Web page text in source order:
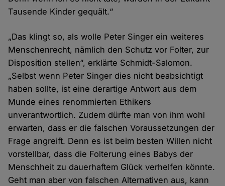
Tausende Kinder gequält.“
„Das klingt so, als wolle Peter Singer ein weiteres
Menschenrecht, nämlich den Schutz vor Folter, zur
Disposition stellen“, erklärte Schmidt-Salomon.
„Selbst wenn Peter Singer dies nicht beabsichtigt
haben sollte, ist eine derartige Antwort aus dem
Munde eines renommierten Ethikers
unverantwortlich. Zudem dürfte man von ihm wohl
erwarten, dass er die falschen Voraussetzungen der
Frage angreift. Denn es ist beim besten Willen nicht
vorstellbar, dass die Folterung eines Babys der
Menschheit zu dauerhaftem Glück verhelfen könnte.
Geht man aber von falschen Alternativen aus, kann